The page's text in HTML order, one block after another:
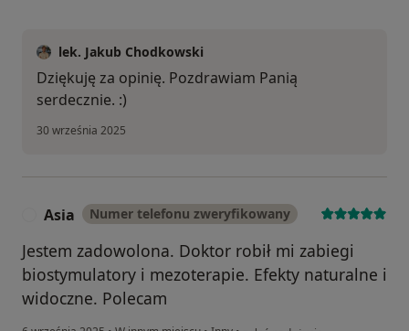
lek. Jakub Chodkowski
Dziękuję za opinię. Pozdrawiam Panią
serdecznie. :)
30 września 2025
Asia Numer telefonu zweryfikowany
Jestem zadowolona. Doktor robił mi zabiegi
biostymulatory i mezoterapie. Efekty naturalne i
widoczne. Polecam